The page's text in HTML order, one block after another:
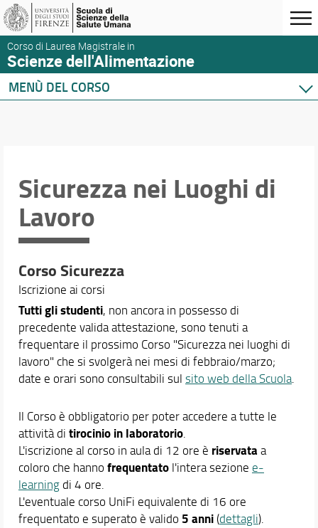
Corso di Laurea Magistrale in
Scienze dell'Alimentazione
MENÙ DEL CORSO
Organizzazione
Sedi e strutture
Per iscriversi
Modulistica
Norme e regolamenti
Per laurearsi
Proseguire dopo la laurea
Qualità del Corso
Sicurezza nei Luoghi di Lavoro
Area Riservata
Segnalazione problemi/criticità
Didattica
Orario e calendari
Sicurezza nei Luoghi di
Lavoro
Corso Sicurezza
Iscrizione ai corsi
Tutti gli studenti, non ancora in possesso di
precedente valida attestazione, sono tenuti a
frequentare il prossimo Corso "Sicurezza nei luoghi di
lavoro" che si svolgerà nei mesi di febbraio/marzo;
date e orari sono consultabili sul sito web della Scuola.
Il Corso è obbligatorio per poter accedere a tutte le
attività di tirocinio in laboratorio.
L'iscrizione al corso in aula di 12 ore è riservataa
coloro che hanno frequentato l'intera sezione e-
learningdi 4 ore.
L'eventuale corso UniFi equivalente di 16 ore
frequentato e superato è valido 5 anni(dettagli).